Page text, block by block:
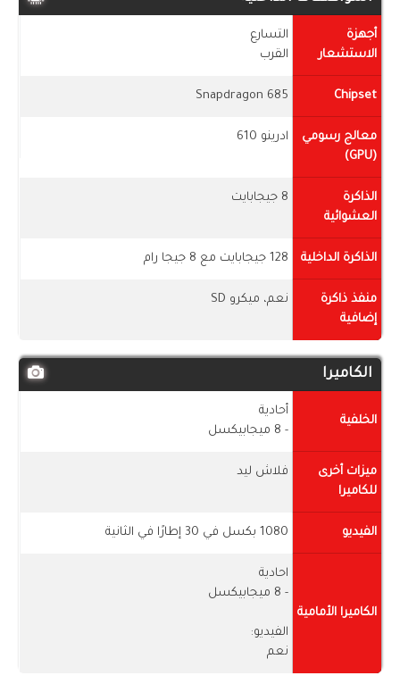
أجهزة
الاستشعار
التسارع
القرب
Chipset
Snapdragon 685
معالج رسومي
(GPU)
ادرينو 610
الذاكرة
العشوائية
8 جيجابايت
الذاكرة الداخلية 128 جيجابايت مع 8 جيجا رام
منفذ ذاكرة
إضافية
نعم، ميكرو SD
الكاميرا
الخلفية
أحادية
- 8 ميجابيكسل
ميزات أخرى
للكاميرا
فلاش ليد
الفيديو 1080 بكسل في 30 إطارًا في الثانية
الكاميرا الأمامية
احادية
- 8 ميجابيكسل
الفيديو:
نعم